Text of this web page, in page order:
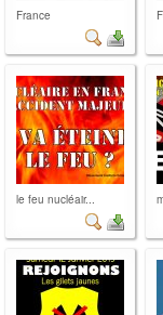
France
le feu nucléair...